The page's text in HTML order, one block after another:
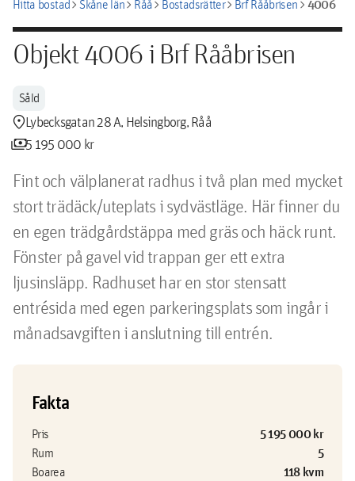
Hitta bostadchevron_rightSkåne länchevron_rightRååchevron_rightBostadsrätterchevron_rightBrf Rååbrisenchevron_right4006
Objekt 4006 i Brf Rååbrisen
Såld
location_pinLybecksgatan 28 A, Helsingborg, Råå
payments5 195 000 kr
Fint och välplanerat radhus i två plan med mycket
stort trädäck/uteplats i sydvästläge. Här finner du
en egen trädgårdstäppa med gräs och häck runt.
Fönster på gavel vid trappan ger ett extra
ljusinsläpp. Radhuset har en stor stensatt
entrésida med egen parkeringsplats som ingår i
månadsavgiften i anslutning till entrén.
Fakta
Pris 5 195 000 kr
Rum 5
Boarea 118 kvm